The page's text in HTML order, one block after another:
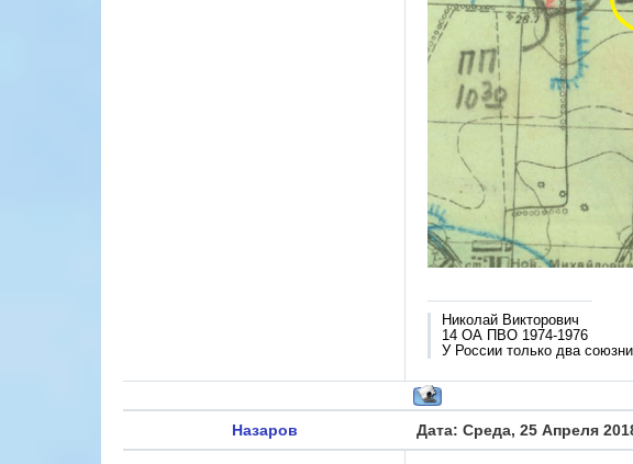
Николай Викторович
14 ОА ПВО 1974-1976
У России только два
Назаров Дата: Среда, 25 Апреля